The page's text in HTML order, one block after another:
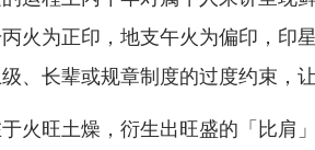
火为正印，地支午火为偏印，印
、长辈或规章制度的过度约束，
火旺土燥，衍生出旺盛的「比肩